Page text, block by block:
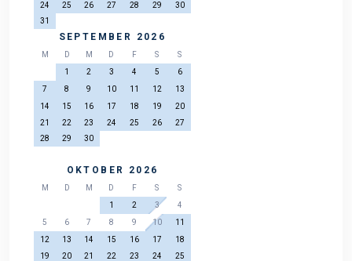
24 25 26 27 28 29
30
31
SEPTEMBER 2026
M D M D F S
S
1
2 3 4 5
6
7
8 9 10 11 12
13
14
15 16 17 18 19
20
21
22 23 24 25 26
27
28
29 30
OKTOBER 2026
M D M D F S
S
1
2 3
4
5
6 7 8 9 10
11
12
13 14 15 16 17
18
19
20 21 22 23 24
25